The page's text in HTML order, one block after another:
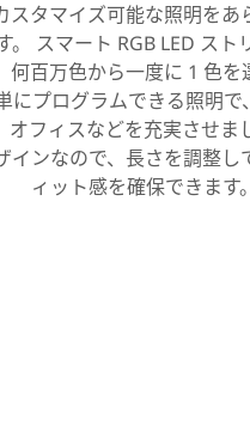
スタマイズ可能な照明をあ
。 スマート RGB LED スト
何百万色から一度に 1 色を
にプログラムできる照明
オフィスなどを充実させま
インなので、長さを調整し
ィット感を確保できます。